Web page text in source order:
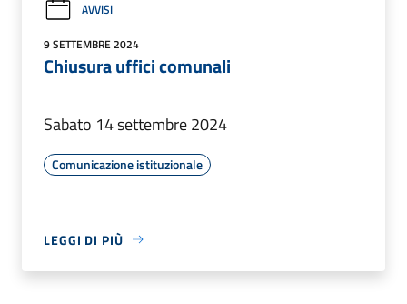
AVVISI
9 SETTEMBRE 2024
Chiusura uffici comunali
Sabato 14 settembre 2024
Comunicazione istituzionale
LEGGI DI PIÙ